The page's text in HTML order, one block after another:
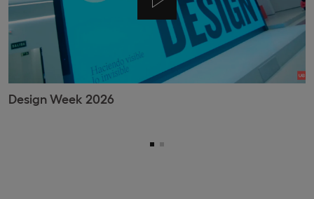
Design Week 2026